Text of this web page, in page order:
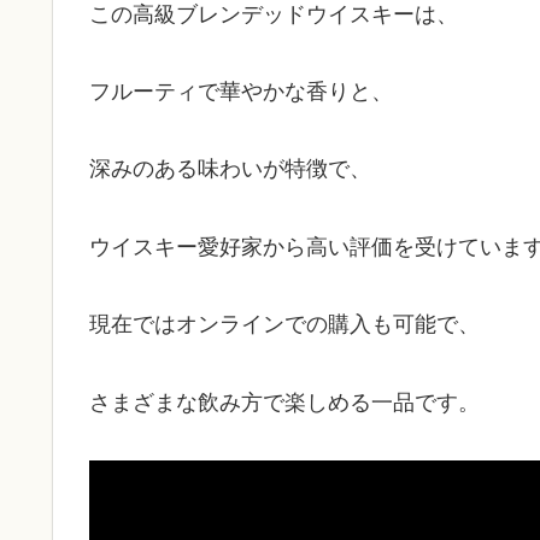
この高級ブレンデッドウイスキーは、
フルーティで華やかな香りと、
深みのある味わいが特徴で、
ウイスキー愛好家から高い評価を受けていま
現在ではオンラインでの購入も可能で、
さまざまな飲み方で楽しめる一品です。